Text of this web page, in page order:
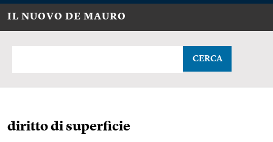
IL NUOVO DE MAURO
CERCA
diritto di superficie